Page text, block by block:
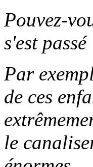
Pouvez-
s'est passé
Par
de ces
le